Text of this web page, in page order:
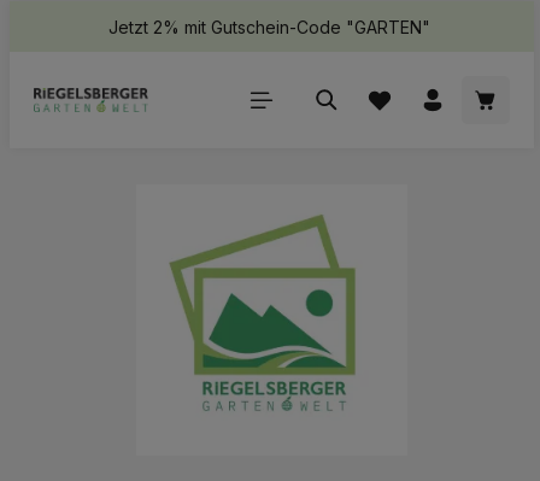
springenJetzt 2% mit Gutschein-Code "GARTEN"